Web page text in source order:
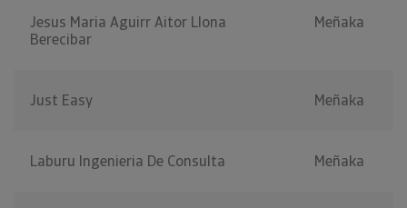
Jesus Maria Aguirr Aitor Llona
Berecibar
Meñaka
Just Easy Meñaka
Laburu Ingenieria De Consulta Meñaka